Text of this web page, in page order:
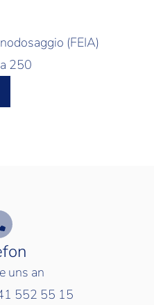
(FEIA)
250
uns an
552 55 15